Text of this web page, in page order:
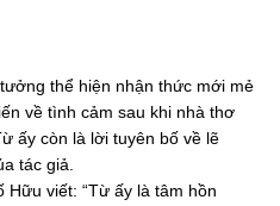
thể hiện nhận thức mới mẻ
về tình cảm sau khi nhà thơ
ấy còn là lời tuyên bố về lẽ
tác giả.
viết: “Từ ấy là tâm hồn